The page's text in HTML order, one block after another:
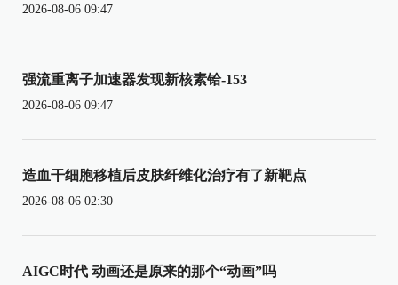
2026-08-06 09:47
强流重离子加速器发现新核素铪-153
2026-08-06 09:47
造血干细胞移植后皮肤纤维化治疗有了新靶点
2026-08-06 02:30
AIGC时代 动画还是原来的那个“动画”吗